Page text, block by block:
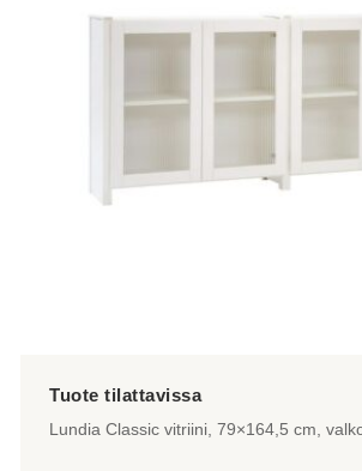
Lundia Classic vitriini, 79×164,5 cm,